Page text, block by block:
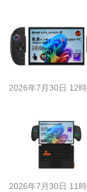
2026年7月30日 12時
2026年7月30日 11時